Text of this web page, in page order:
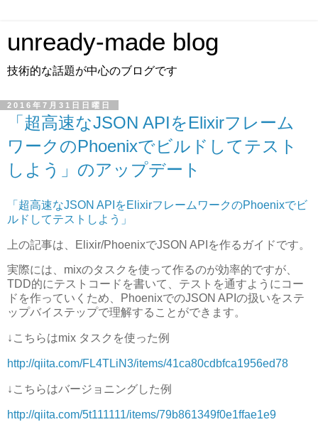
unready-made blog
技術的な話題が中心のブログです
2016年7月31日日曜日
「超高速なJSON APIをElixirフレーム
ワークのPhoenixでビルドしてテスト
しよう」のアップデート
「超高速なJSON APIをElixirフレームワークのPhoenixでビ
ルドしてテストしよう」
上の記事は、Elixir/PhoenixでJSON APIを作るガイドです。
実際には、mixのタスクを使って作るのが効率的ですが、
TDD的にテストコードを書いて、テストを通すようにコー
ドを作っていくため、PhoenixでのJSON APIの扱いをステ
ップバイステップで理解することができます。
↓こちらはmix タスクを使った例
http://qiita.com/FL4TLiN3/items/41ca80cdbfca1956ed78
↓こちらはバージョニングした例
http://qiita.com/5t111111/items/79b861349f0e1ffae1e9